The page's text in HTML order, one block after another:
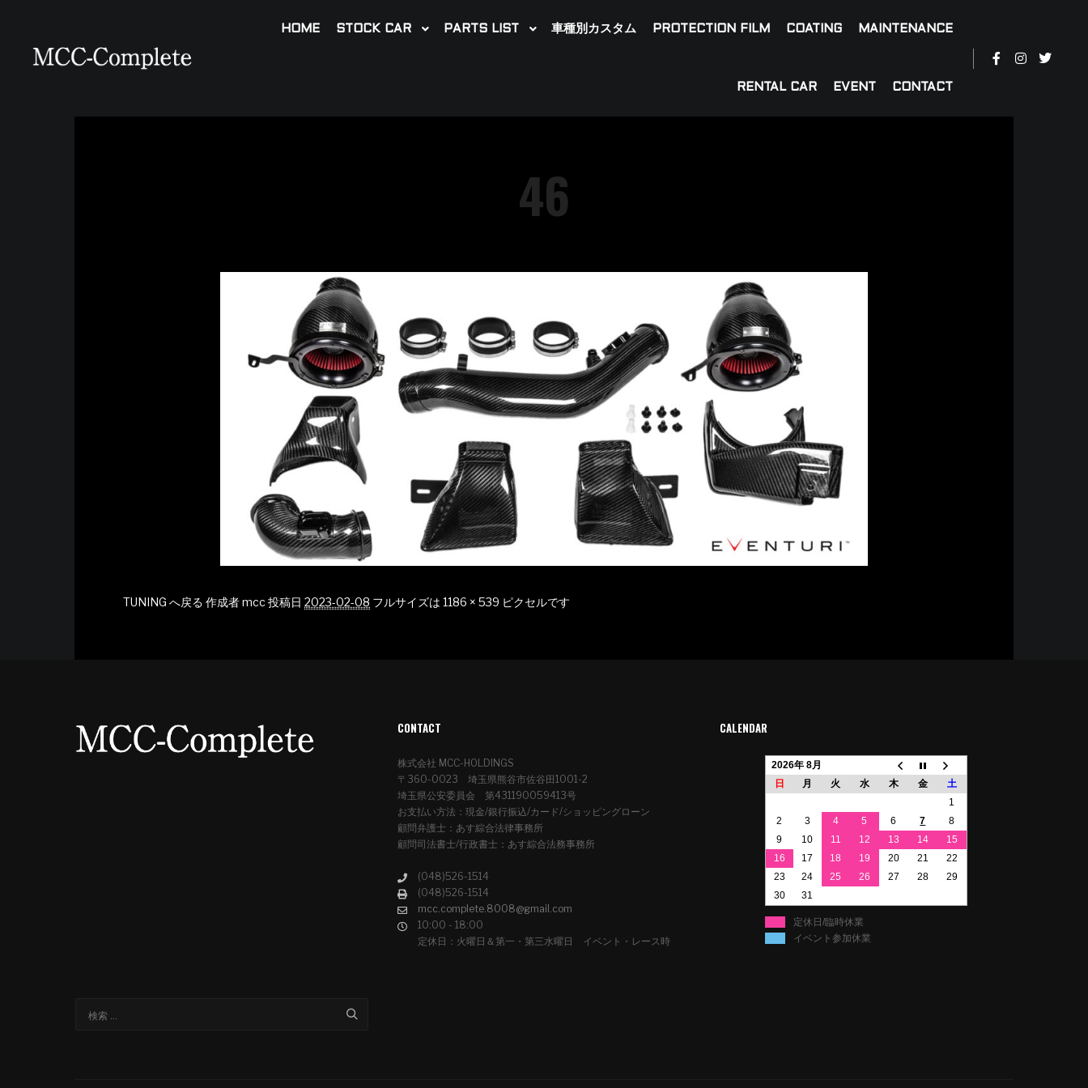
HOME STOCK CAR PARTS LIST 車種別カスタム PROTECTION FILM COATING MAINTENANCE
RENTAL CAR EVENT CONTACT
46
TUNING へ戻る 作成者mcc投稿日 2023-02-08 フルサイズは 1186 × 539 ピクセルです
CONTACT
株式会社 MCC-HOLDINGS
〒360-0023 埼玉県熊谷市佐谷田1001-2
埼玉県公安委員会 第431190059413号
お支払い方法：現金/銀行振込/カード/ショッピングローン
顧問弁護士：あす綜合法律事務所
顧問司法書士/行政書士：あす綜合法務事務所
(048)526-1514
(048)526-1514
mcc.complete.8008@gmail.com
10:00 - 18:00
定休日：火曜日＆第一・第三水曜日 イベント・レース時
CALENDAR
2026年 8月
日
月 火 水 木 金
土
1
2
3 4 5 6 7
8
9
10 11 12 13 14
15
16
17 18 19 20 21
22
23
24 25 26 27 28
29
30
31
定休日/臨時休業
イベント参加休業